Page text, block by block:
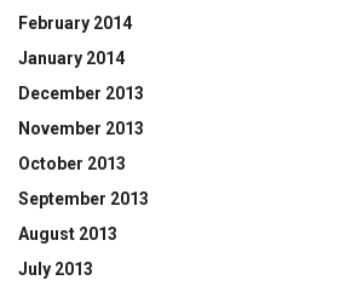
February 2014
January 2014
December 2013
November 2013
October 2013
September 2013
August 2013
July 2013